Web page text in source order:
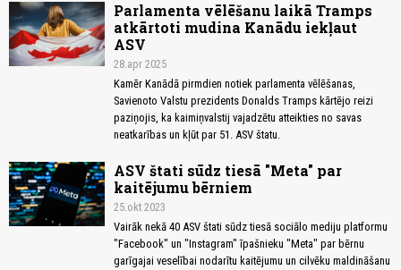
Parlamenta vēlēšanu laikā Tramps
atkārtoti mudina Kanādu iekļaut
ASV
28.apr 2025
Kamēr Kanādā pirmdien notiek parlamenta vēlēšanas,
Savienoto Valstu prezidents Donalds Tramps kārtējo reizi
paziņojis, ka kaimiņvalstij vajadzētu atteikties no savas
neatkarības un kļūt par 51. ASV štatu.
ASV štati sūdz tiesā "Meta" par
kaitējumu bērniem
25.okt 2023
Vairāk nekā 40 ASV štati sūdz tiesā sociālo mediju platformu
"Facebook" un "Instagram" īpašnieku "Meta" par bērnu
garīgajai veselībai nodarītu kaitējumu un cilvēku maldināšanu